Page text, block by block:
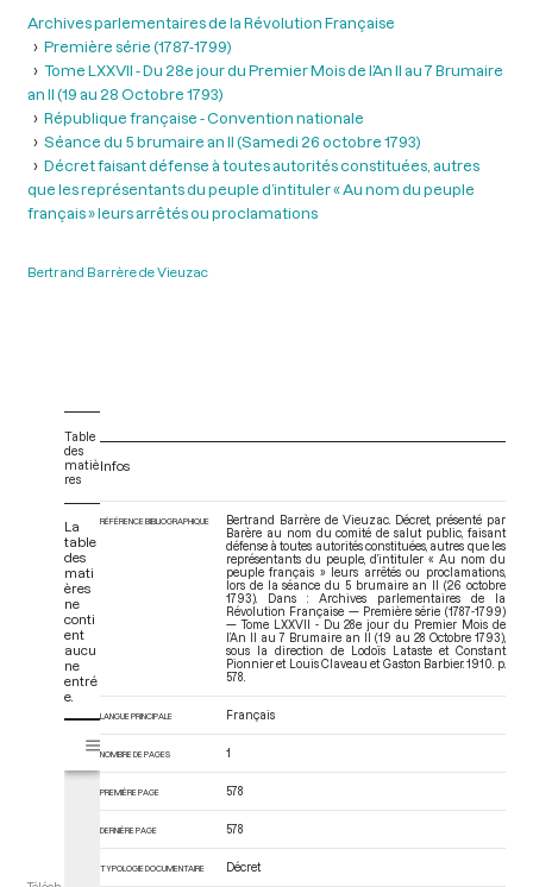
Archives parlementaires de la Révolution Française
Première série (1787-1799)
Tome LXXVII - Du 28e jour du Premier Mois de l’An II au 7 Brumaire
an II (19 au 28 Octobre 1793)
République française - Convention nationale
Séance du 5 brumaire an II (Samedi 26 octobre 1793)
Décret faisant défense à toutes autorités constituées, autres
que les représentants du peuple d’intituler « Au nom du peuple
français » leurs arrêtés ou proclamations
Bertrand Barrère de Vieuzac
Table
des
matiè
res
La
table
des
mati
ères
ne
conti
ent
aucu
ne
entré
e.
s
Infos
RÉFÉRENCE BIBLIOGRAPHIQUE
Bertrand Barrère de Vieuzac. Décret, présenté par
Barère au nom du comité de salut public, faisant
défense à toutes autorités constituées, autres que les
représentants du peuple, d’intituler « Au nom du
peuple français » leurs arrêtés ou proclamations,
lors de la séance du 5 brumaire an II (26 octobre
1793). Dans : Archives parlementaires de la
Révolution Française — Première série (1787-1799)
— Tome LXXVII - Du 28e jour du Premier Mois de
l’An II au 7 Brumaire an II (19 au 28 Octobre 1793),
sous la direction de Lodoïs Lataste et Constant
Pionnier et Louis Claveau et Gaston Barbier. 1910. p.
578.
LANGUE PRINCIPALE Français
NOMBRE DE PAGES 1
PREMIÈRE PAGE 578
DERNIÈRE PAGE 578
TYPOLOGIE DOCUMENTAIRE Décret